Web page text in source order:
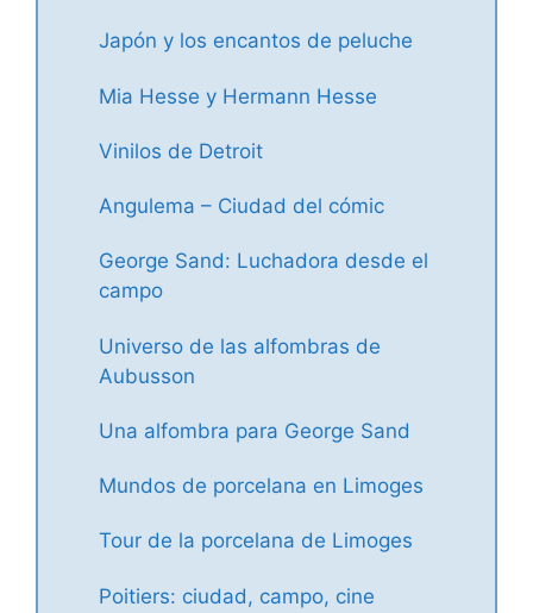
Japón y los encantos de peluche
Mia Hesse y Hermann Hesse
Vinilos de Detroit
Angulema – Ciudad del cómic
George Sand: Luchadora desde el
campo
Universo de las alfombras de
Aubusson
Una alfombra para George Sand
Mundos de porcelana en Limoges
Tour de la porcelana de Limoges
Poitiers: ciudad, campo, cine